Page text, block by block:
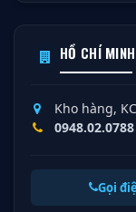
HỒ CHÍ MINH
Kho hàng,
0948.02.0788
Gọi